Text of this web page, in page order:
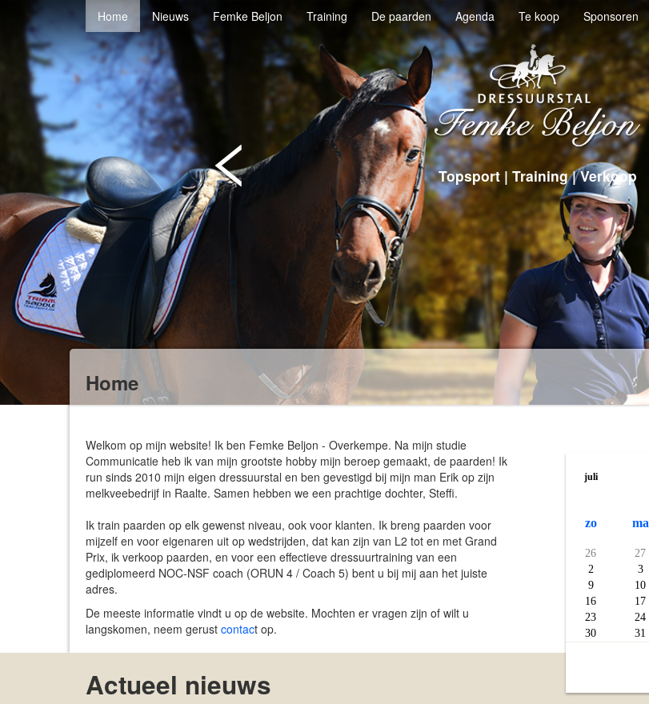
Home Nieuws Femke Beljon Training De paarden Agenda Te koop Sponsoren
Topsport | Training | Verkoop
Home
Welkom op mijn website! Ik ben Femke Beljon - Overkempe. Na mijn studie
Communicatie heb ik van mijn grootste hobby mijn beroep gemaakt, de paarden! Ik
run sinds 2010 mijn eigen dressuurstal en ben gevestigd bij mijn man Erik op zijn
melkveebedrijf in Raalte. Samen hebben we een prachtige dochter, Steffi.
Ik train paarden op elk gewenst niveau, ook voor klanten. Ik breng paarden voor
mijzelf en voor eigenaren uit op wedstrijden, dat kan zijn van L2 tot en met Grand
Prix, ik verkoop paarden, en voor een effectieve dressuurtraining van een
gediplomeerd NOC-NSF coach (ORUN 4 / Coach 5) bent u bij mij aan het juiste
adres.
De meeste informatie vindt u op de website. Mochten er vragen zijn of wilt u
langskomen, neem gerust contact op.
Agenda
juli
zo ma
26 27
2
3
9
10
16
17
23
24
30
31
Actueel nieuws